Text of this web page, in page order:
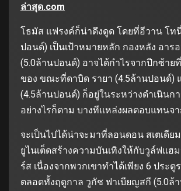
ล่าสุด.com
โธมัส แฟรงค์ก็น่าดึงดูด โดยที่อีวาน โท
ปอนด์) เป็นเป้าหมายหลัก กองหลัง อาร
(5.0ล้านปอนด์) อาจได้กำไรจากปีกซ้าย
ของ ขณะที่ดาบิด รายา (4.5ล้านปอนด์)
(4.5ล้านปอนด์) ก็อยู่ในระหว่างดำเนินก
อย่างไรก็ตาม บางทีแหล่งผลตอบแทนจ
จะเป็นไปได้น่าจะมาที่ลอนดอน สเตเดีย
ยูไนเต็ดสร้างความบันเทิงให้กับวูล์ฟแฮ
ร์ส เนื่องจากพวกเขาทำได้เพียง 6 ประตู
ตลอดทั้งฤดูกาล วูกัช ฟาเบียญสกี (5.0ล้